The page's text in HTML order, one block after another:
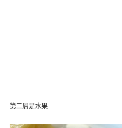
第二層是水果